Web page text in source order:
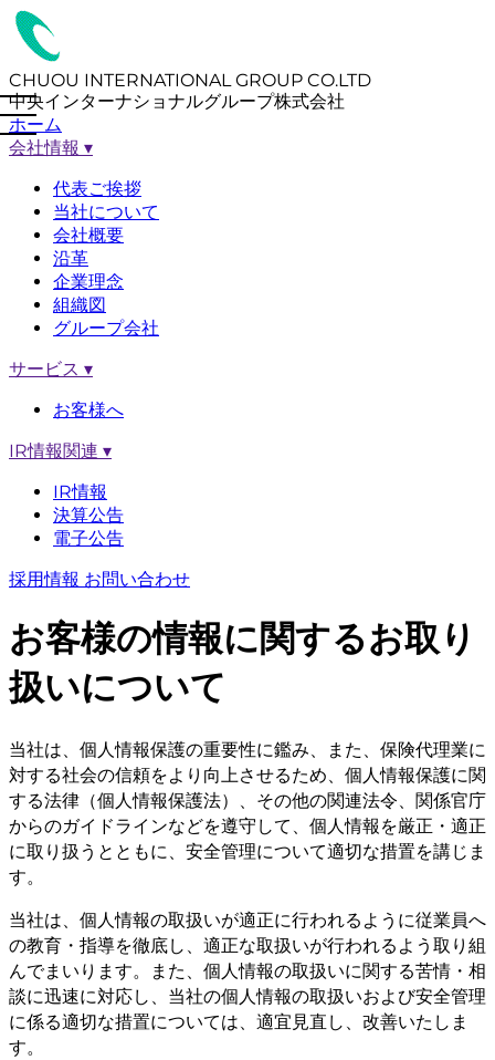
CHUOU INTERNATIONAL GROUP CO.LTD
中央インターナショナルグループ株式会社
ホーム
会社情報 ▾
代表ご挨拶
当社について
会社概要
沿革
企業理念
組織図
グループ会社
サービス ▾
お客様へ
IR情報関連 ▾
IR情報
決算公告
電子公告
採用情報 お問い合わせ
お客様の情報に関するお取り
扱いについて
当社は、個人情報保護の重要性に鑑み、また、保険代理業に
対する社会の信頼をより向上させるため、個人情報保護に関
する法律（個人情報保護法）、その他の関連法令、関係官庁
からのガイドラインなどを遵守して、個人情報を厳正・適正
に取り扱うとともに、安全管理について適切な措置を講じま
す。
当社は、個人情報の取扱いが適正に行われるように従業員へ
の教育・指導を徹底し、適正な取扱いが行われるよう取り組
んでまいります。また、個人情報の取扱いに関する苦情・相
談に迅速に対応し、当社の個人情報の取扱いおよび安全管理
に係る適切な措置については、適宜見直し、改善いたしま
す。